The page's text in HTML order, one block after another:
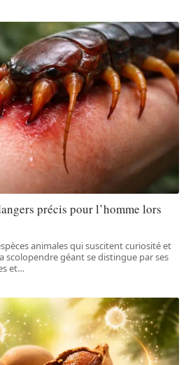
précis pour l’homme lors
animales qui suscitent curiosité et
scolopendre géant se distingue par ses
et…